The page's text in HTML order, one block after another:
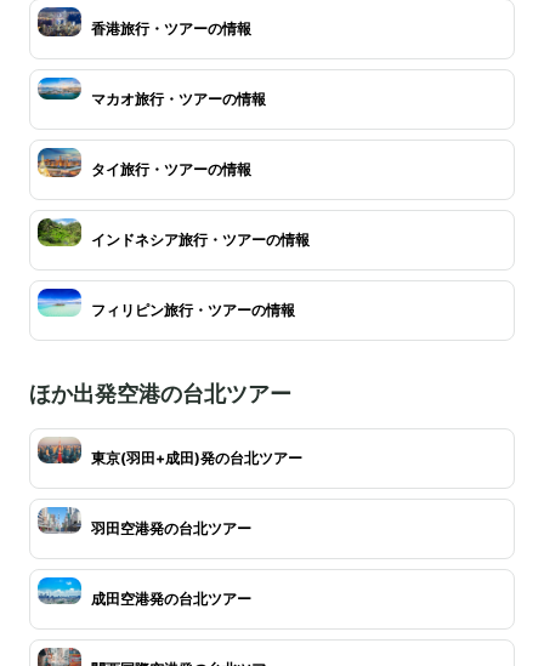
香港旅行・ツアーの情報
マカオ旅行・ツアーの情報
タイ旅行・ツアーの情報
インドネシア旅行・ツアーの情報
フィリピン旅行・ツアーの情報
ほか出発空港の台北ツアー
東京(羽田+成田)発の台北ツアー
羽田空港発の台北ツアー
成田空港発の台北ツアー